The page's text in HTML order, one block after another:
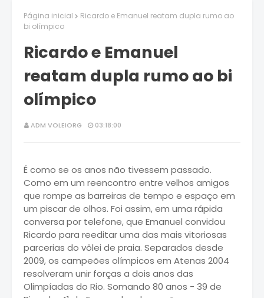
Página inicial
Ricardo e Emanuel reatam dupla rumo ao
bi olímpico
Ricardo e Emanuel
reatam dupla rumo ao bi
olímpico
ADM VOLEIORG 03:18:00
É como se os anos não tivessem passado.
Como em um reencontro entre velhos amigos
que rompe as barreiras de tempo e espaço em
um piscar de olhos. Foi assim, em uma rápida
conversa por telefone, que Emanuel convidou
Ricardo para reeditar uma das mais vitoriosas
parcerias do vôlei de praia. Separados desde
2009, os campeões olímpicos em Atenas 2004
resolveram unir forças a dois anos das
Olimpíadas do Rio. Somando 80 anos - 39 de